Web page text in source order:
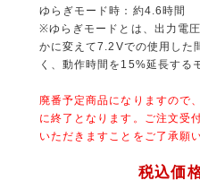
ゆらぎモード時：約4.6時間
※ゆらぎモードとは、出力電
かに変えて7.2Vでの使用した
く、動作時間を15%延長する
廃番予定商品になりますので
に終了となります。ご注文受
いただきますことをご了承願
税込価